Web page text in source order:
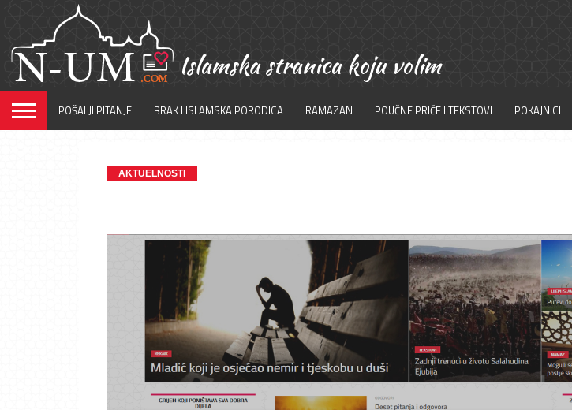
POŠALJI PITANJE BRAK I ISLAMSKA PORODICA RAMAZAN POUČNE PRIČE I TEKSTOVI POKAJNICI
AKTUELNOSTI